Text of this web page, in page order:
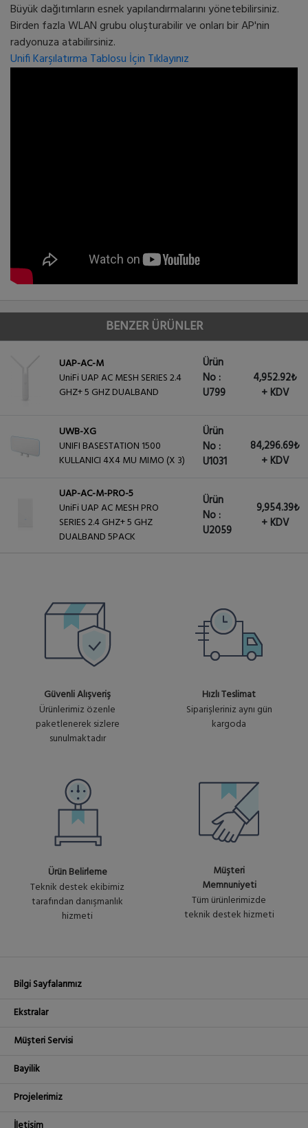
Büyük dağıtımların esnek yapılandırmalarını yönetebilirsiniz.
Birden fazla WLAN grubu oluşturabilir ve onları bir AP'nin
radyonuza atabilirsiniz.
Unifi Karşılatırma Tablosu İçin Tıklayınız
BENZER ÜRÜNLER
UAP-AC-M
UniFi UAP AC MESH SERIES 2.4
GHZ+ 5 GHZ DUALBAND
Ürün
No :
U799
4,952.92₺
+ KDV
UWB-XG
UNIFI BASESTATION 1500
KULLANICI 4X4 MU MIMO (X 3)
Ürün
No :
U1031
84,296.69₺
+ KDV
UAP-AC-M-PRO-5
UniFi UAP AC MESH PRO
SERIES 2.4 GHZ+ 5 GHZ
DUALBAND 5PACK
Ürün
No :
U2059
9,954.39₺
+ KDV
Güvenli Alışveriş
Ürünlerimiz özenle
paketlenerek sizlere
sunulmaktadır
Hızlı Teslimat
Siparişleriniz aynı gün
kargoda
Ürün Belirleme
Teknik destek ekibimiz
tarafından danışmanlık
hizmeti
Müşteri
Memnuniyeti
Tüm ürünlerimizde
teknik destek hizmeti
Bilgi Sayfalarımız
Ekstralar
Müşteri Servisi
Bayilik
Projelerimiz